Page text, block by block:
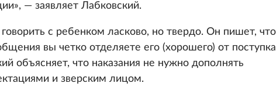
— заявляет Лабковский.
говорить с ребенком ласково, но твердо. Он пишет, что
вы четко отделяете его (хорошего) от поступка
объясняет, что наказания не нужно дополнять
и зверским лицом.